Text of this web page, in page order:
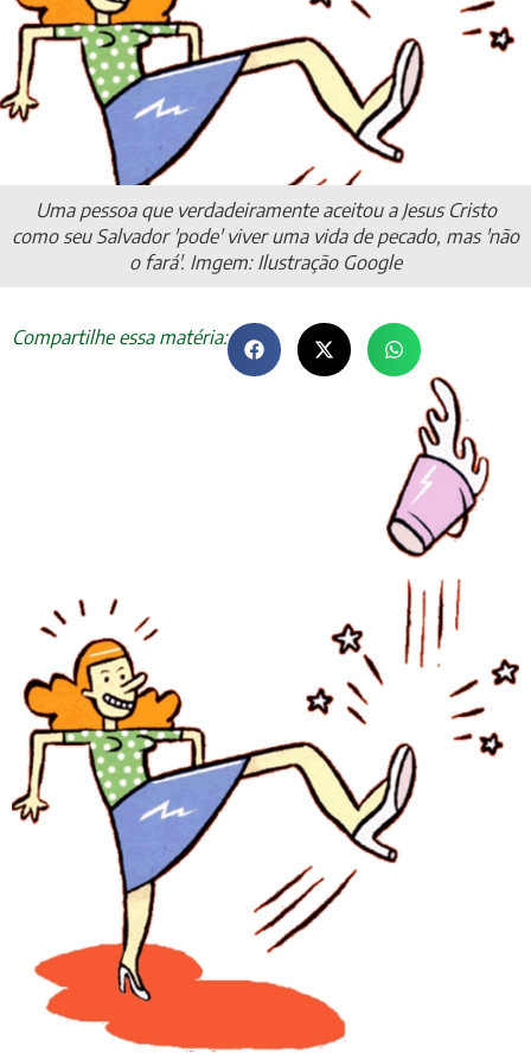
Uma pessoa que verdadeiramente aceitou a Jesus Cristo
como seu Salvador 'pode' viver uma vida de pecado, mas 'não
o fará'. Imgem: Ilustração Google
Compartilhe essa matéria: